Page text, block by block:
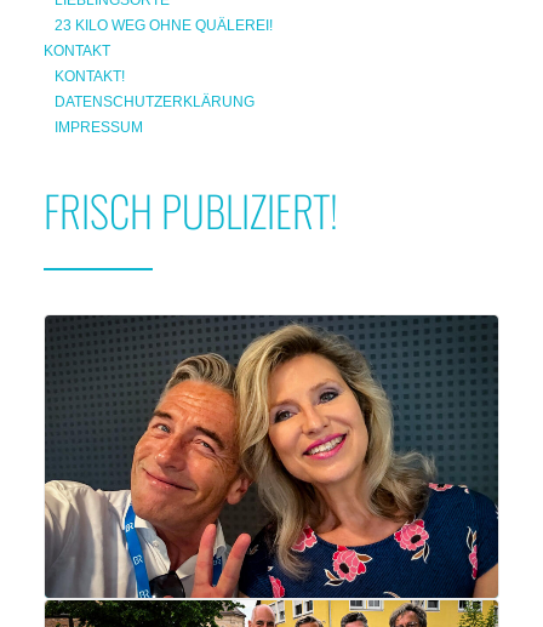
23 KILO WEG OHNE QUÄLEREI!
KONTAKT
KONTAKT!
DATENSCHUTZERKLÄRUNG
IMPRESSUM
FRISCH PUBLIZIERT!